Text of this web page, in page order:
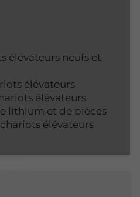
élévateurs neufs et
élévateurs
élévateurs
lithium et de pièces
élévateurs